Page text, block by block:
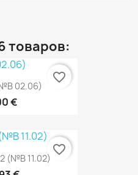
товаров:
02.06)
€
favorite_border
(№В 11.02)
favorite_border